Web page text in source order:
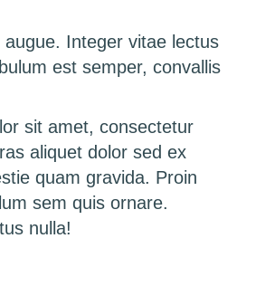
Integer vitae lectus
est semper, convallis
sit amet, consectetur
aliquet dolor sed ex
quam gravida. Proin
sem quis ornare.
nulla!